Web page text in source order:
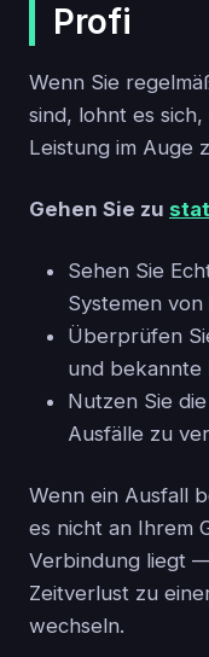
Profi
Wenn Sie
sind, lohnt es
Leistung im Auge
Gehen Sie zu
Sehen Sie
Systemen von
Überprüfen
und bekannte
Nutzen Sie die
Ausfälle zu
Wenn ein Ausfall
es nicht an Ihrem
Verbindung liegt
Zeitverlust zu
wechseln.